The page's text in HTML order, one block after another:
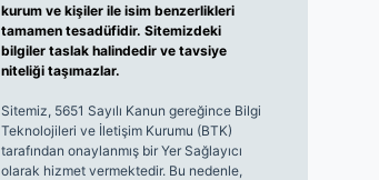
kurum ve kişiler ile isim benzerlikleri
tamamen tesadüfidir. Sitemizdeki
bilgiler taslak halindedir ve tavsiye
niteliği taşımazlar.
Sitemiz, 5651 Sayılı Kanun gereğince Bilgi
Teknolojileri ve İletişim Kurumu (BTK)
tarafından onaylanmış bir Yer Sağlayıcı
olarak hizmet vermektedir. Bu nedenle,